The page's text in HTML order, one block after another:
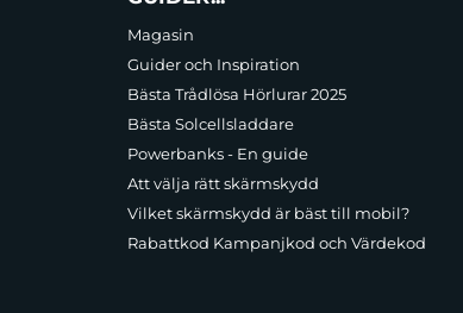
med magnetlås skyddar
ställfunktion är praktisk vid
Magasin
Guider och Inspiration
Bästa Trådlösa Hörlurar 2025
Bästa Solcellsladdare
Powerbanks - En guide
Att välja rätt skärmskydd
Vilket skärmskydd är bäst till mobil?
Rabattkod Kampanjkod och Värdekod